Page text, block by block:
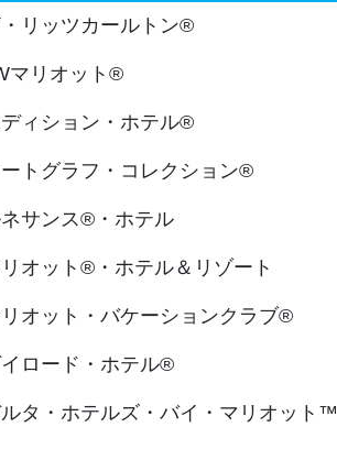
リッツカールトン®
マリオット®
ィション・ホテル®
トグラフ・コレクション®
サンス®・ホテル
オット®・ホテル＆リゾート
オット・バケーションクラブ®
ロード・ホテル®
タ・ホテルズ・バイ・マリオット™